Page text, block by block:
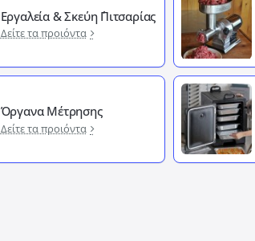
Εργαλεία & Σκεύη ΄Πιτσαρίας
Δείτε τα προιόντα
Όργανα Μέτρησης
Δείτε τα προιόντα